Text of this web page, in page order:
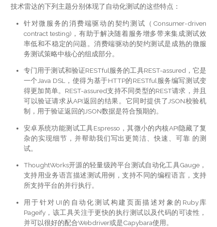
技术雷达的下列主题分别体现了自动化测试的这些特点：
针对微服务的消费端驱动的契约测试（Consumer-driven
contract testing)，有助于解决随着服务增多带来集成测试效
率低和不稳定的问题。消费端驱动的契约测试是成熟的微服
务测试策略中核心的组成部分。
专门用于测试和验证RESTful服务的工具REST-assured，它是
一个Java DSL，使得为基于HTTP的RESTful服务编写测试变
得更加简单。REST-assured支持不同类型的REST请求，并且
可以验证请求从API返回的结果。它同时提供了JSON校验机
制，用于验证返回的JSON数据是符合预期的。
安卓系统功能测试工具Espresso，其微小的内核API隐藏了复
杂的实现细节，并帮助我们写出更简洁、快速、可靠 的测
试。
ThoughtWorks开源的轻量级跨平台测试自动化工具Gauge，
支持用业务语言描述测试用例，支持不同的编程语言，支持
所支持平台的并行执行。
用于针对UI的自动化测试构建页面描述对象的Ruby库
Pageify，该工具关注于更快的执行测试以及代码的可读性，
并可以很好的配合Webdriver或是Capybara使用。